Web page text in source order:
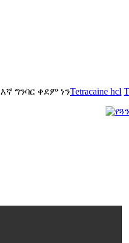
እኛ ግንባር ቀደም ነንTetracaine hcl